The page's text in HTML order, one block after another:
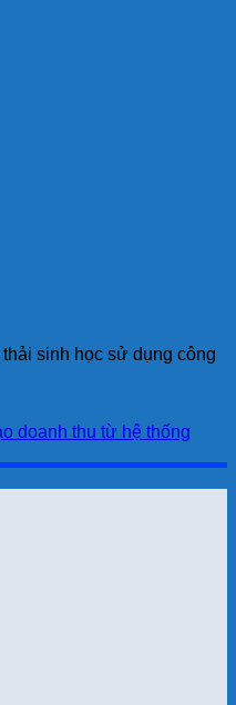
sinh học sử dụng công
doanh thu từ hệ thống